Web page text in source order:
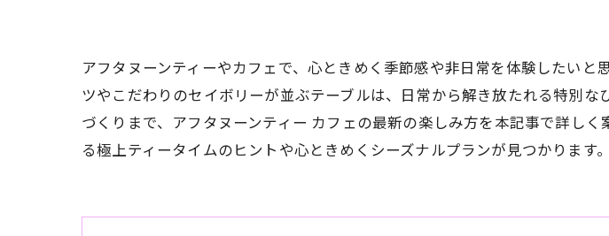
アフタヌーンティーやカフェで、心ときめく季節感や非日常を体験したい
ツやこだわりのセイボリーが並ぶテーブルは、日常から解き放たれる特別
づくりまで、アフタヌーンティー カフェの最新の楽しみ方を本記事で詳し
る極上ティータイムのヒントや心ときめくシーズナルプランが見つかります。